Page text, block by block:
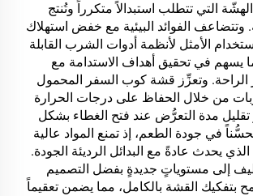
التي تتطلب استبدالاً متكرراً وتُنتج
وتتضاعف الفوائد البيئية مع خفض استهلاك
الأمثل لأنظمة أدوات الشرب القابلة
ما يسهم في تحقيق أهداف الاستدامة مع
الراحة. وتعزِّز قشة كوب السفر المحمول
من خلال الحفاظ على درجات الحرارة
مدة التعرُّض عند فتح الغطاء بشكل
في جودة الطعم، إذ تمنع المواد عالية
يحدث عادةً مع البدائل الرديئة الجودة.
إلى مستوياتٍ جديدةٍ بفضل التصميم
بتفكيك القشة بالكامل، مما يضمن تعقيماً